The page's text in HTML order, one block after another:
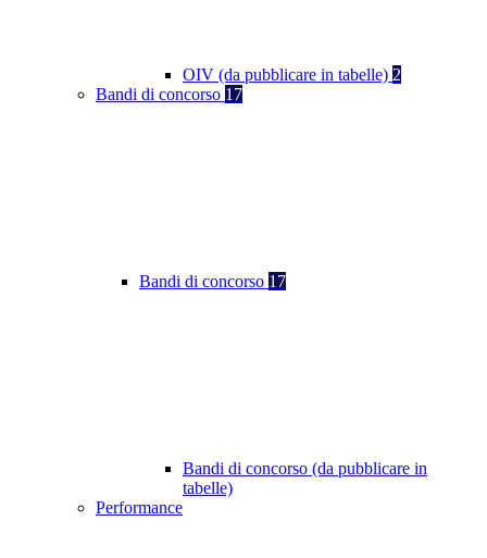
OIV (da pubblicare in tabelle) 2
Bandi di concorso 17
Bandi di concorso 17
Bandi di concorso (da pubblicare in
tabelle)
Performance